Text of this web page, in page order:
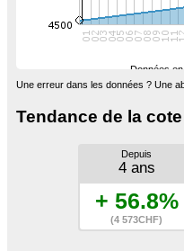
Données
Une erreur dans les données ? Une
Tendance de la cote
Depuis
4 ans
+ 56.8%
(4 573CHF)